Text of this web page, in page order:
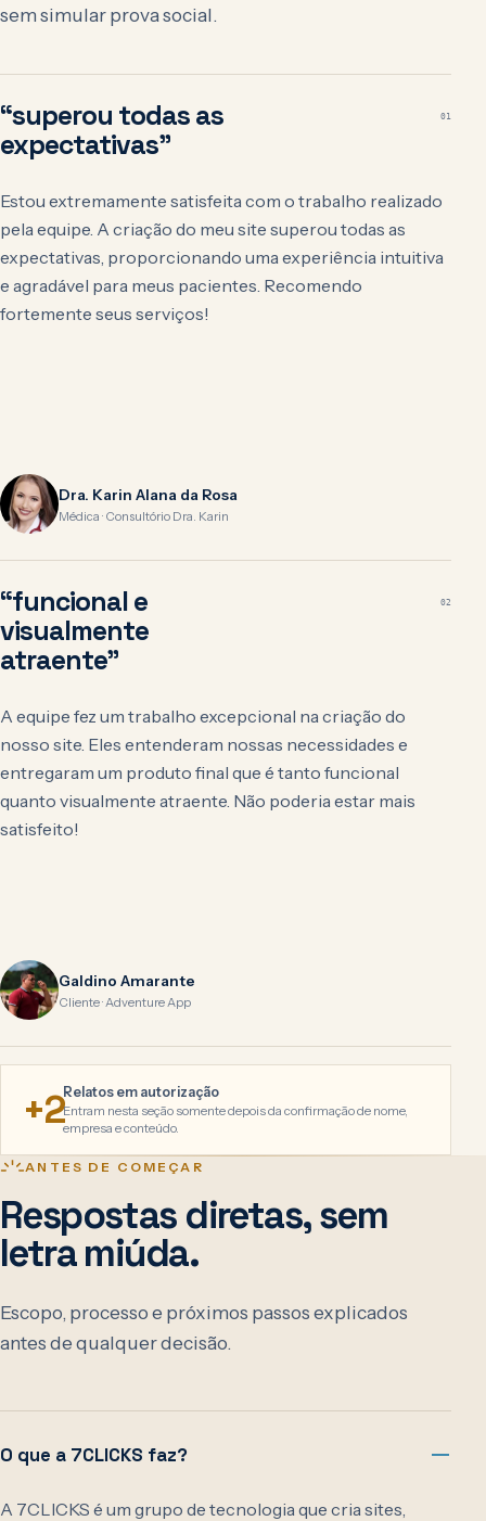
sem simular prova social.
01
“superou todas as
expectativas”
Estou extremamente satisfeita com o trabalho realizado
pela equipe. A criação do meu site superou todas as
expectativas, proporcionando uma experiência intuitiva
e agradável para meus pacientes. Recomendo
fortemente seus serviços!
Dra. Karin Alana da Rosa
Médica · Consultório Dra. Karin
02
“funcional e
visualmente
atraente”
A equipe fez um trabalho excepcional na criação do
nosso site. Eles entenderam nossas necessidades e
entregaram um produto final que é tanto funcional
quanto visualmente atraente. Não poderia estar mais
satisfeito!
Galdino Amarante
Cliente · Adventure App
+2Relatos em autorização
Entram nesta seção somente depois da confirmação de nome,
empresa e conteúdo.
ANTES DE COMEÇAR
Respostas diretas, sem
letra miúda.
Escopo, processo e próximos passos explicados
antes de qualquer decisão.
O que a 7CLICKS faz?
A 7CLICKS é um grupo de tecnologia que cria sites,